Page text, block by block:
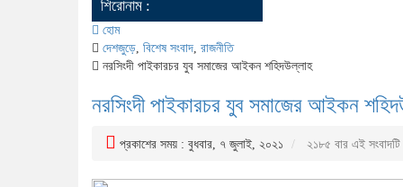
শিরোনাম :
হোম
দেশজুড়ে, বিশেষ সংবাদ, রাজনীতি
নরসিংদী পাইকারচর যুব সমাজের আইকন শহিদউল্লাহ
নরসিংদী পাইকারচর যুব সমাজের আইকন
প্রকাশের সময় : বুধবার, ৭ জুলাই, ২০২১ ২১৮৫ বার এই